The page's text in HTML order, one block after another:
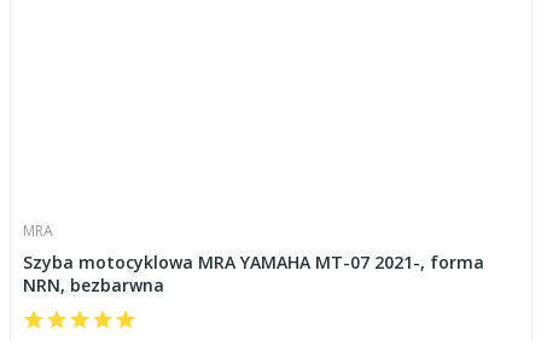
MRA
Szyba motocyklowa MRA YAMAHA MT-07 2021-, forma
NRN, bezbarwna